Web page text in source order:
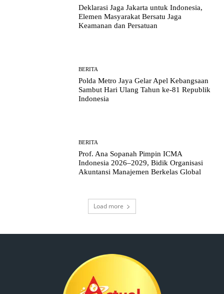
Deklarasi Jaga Jakarta untuk Indonesia,
Elemen Masyarakat Bersatu Jaga
Keamanan dan Persatuan
BERITA
Polda Metro Jaya Gelar Apel Kebangsaan
Sambut Hari Ulang Tahun ke-81 Republik
Indonesia
BERITA
Prof. Ana Sopanah Pimpin ICMA
Indonesia 2026–2029, Bidik Organisasi
Akuntansi Manajemen Berkelas Global
Load more